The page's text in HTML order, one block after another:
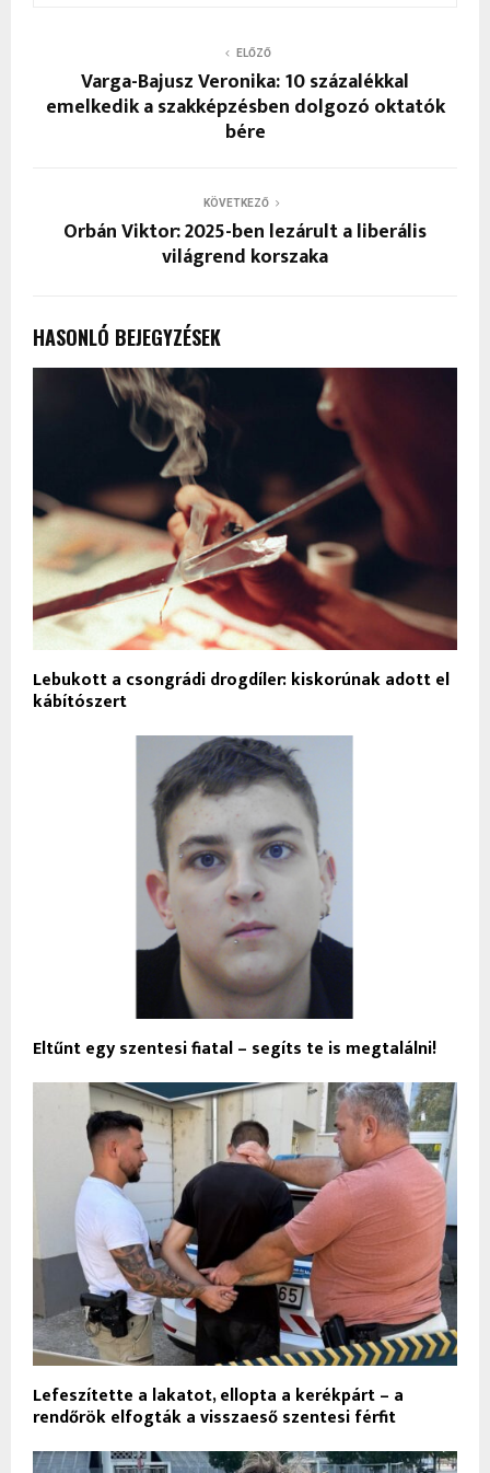
ELŐZŐ
Varga-Bajusz Veronika: 10 százalékkal
emelkedik a szakképzésben dolgozó oktatók
bére
KÖVETKEZŐ
Orbán Viktor: 2025-ben lezárult a liberális
világrend korszaka
HASONLÓ BEJEGYZÉSEK
Lebukott a csongrádi drogdíler: kiskorúnak adott el
kábítószert
Eltűnt egy szentesi fiatal – segíts te is megtalálni!
Lefeszítette a lakatot, ellopta a kerékpárt – a
rendőrök elfogták a visszaeső szentesi férfit